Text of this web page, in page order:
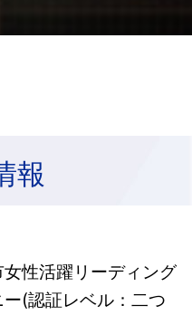
報
女性活躍リーディング
ー(認証レベル：二つ